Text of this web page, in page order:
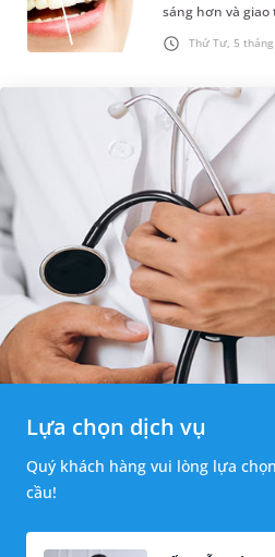
Thứ Tư, 5 tháng
sáng hơn và
nhiều người lại
vàng ố, xỉn màu
Lựa chọn dịch vụ
Quý khách hàng vui lòng lựa
cầu!